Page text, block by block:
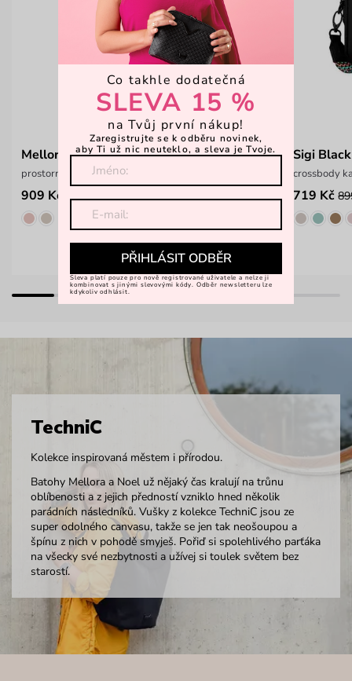
Mellora Neo Black
prostorný batoh z odolného materiálu
909 Kč 1 399 Kč
Sigi Black
crossbody
719 Kč
TechniC
Kolekce inspirovaná městem i přírodou.
Batohy Mellora a Noel už nějaký čas kralují na trůnu
oblíbenosti a z jejich předností vzniklo hned několik
parádních následníků. Vušky z kolekce TechniC jsou ze
super odolného canvasu, takže se jen tak neošoupou a
špínu z nich v pohodě smyješ. Pořiď si spolehlivého parťáka
na všecky své nezbytnosti a užívej si toulek světem bez
starostí.
Co takhle dodatečná
SLEVA 15 %
na Tvůj první nákup!
Zaregistrujte se k odběru novinek,
aby Ti už nic neuteklo, a sleva je Tvoje.
PŘIHLÁSIT ODBĚR
Sleva platí pouze pro nově registrované uživatele a nelze ji
kombinovat s jinými slevovými kódy. Odběr newsletteru lze
kdykoliv odhlásit.